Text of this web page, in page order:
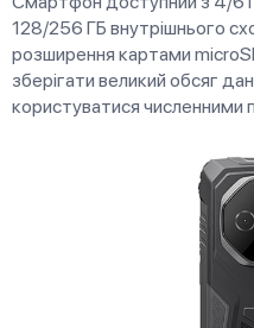
128/256 ГБ внутрішнього
розширення картами
зберігати великий обсяг
користуватися